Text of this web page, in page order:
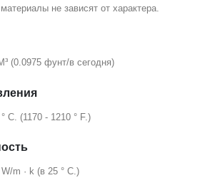
не зависят от характера.
(0.0975 фунт/в сегодня)
C. (1170 - 1210 ° F.)
m · k (в 25 ° C.)